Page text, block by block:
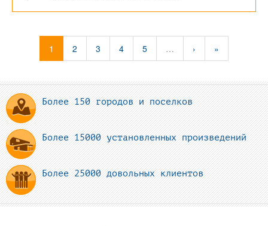
1 2 3 4 5 … › »
Более 150 городов и поселков
Более 15000 установленных произведений
Более 25000 довольных клиентов